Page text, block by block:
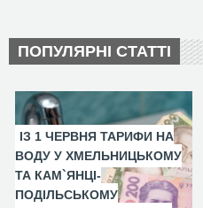
ПОПУЛЯРНІ СТАТТІ
ІЗ 1 ЧЕРВНЯ ТАРИФИ НА
ВОДУ У ХМЕЛЬНИЦЬКОМУ
ТА КАМ`ЯНЦІ-
ПОДІЛЬСЬКОМУ